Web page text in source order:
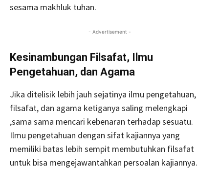
sesama makhluk tuhan.
- Advertisement -
Kesinambungan Filsafat, Ilmu
Pengetahuan, dan Agama
Jika ditelisik lebih jauh sejatinya ilmu pengetahuan,
filsafat, dan agama ketiganya saling melengkapi
,sama sama mencari kebenaran terhadap sesuatu.
Ilmu pengetahuan dengan sifat kajiannya yang
memiliki batas lebih sempit membutuhkan filsafat
untuk bisa mengejawantahkan persoalan kajiannya.